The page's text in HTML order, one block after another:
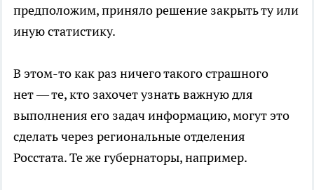
предположим, приняло решение закрыть ту или
иную статистику.
В этом-то как раз ничего такого страшного
нет — те, кто захочет узнать важную для
выполнения его задач информацию, могут это
сделать через региональные отделения
Росстата. Те же губернаторы, например.